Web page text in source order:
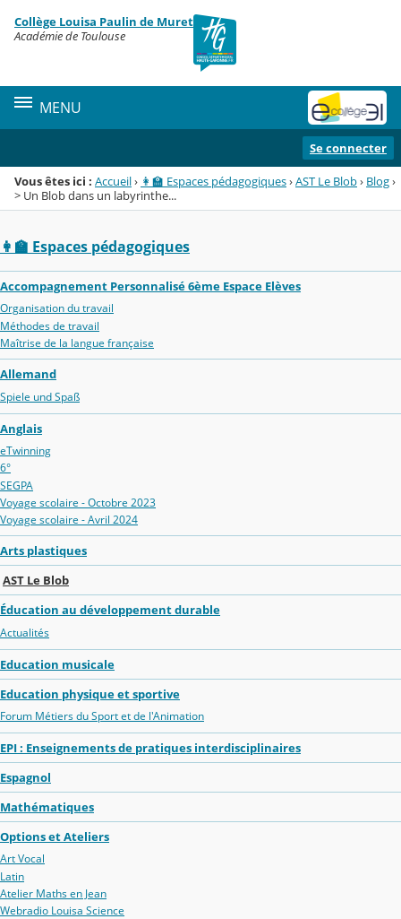
Menu de la rubrique
Contenu
Collège Louisa Paulin de Muret
Académie de Toulouse
MENU
Se connecter
Vous êtes ici : Accueil› 👩‍🏫 Espaces pédagogiques›AST Le Blob› Blog›
> Un Blob dans un labyrinthe...
👩‍🏫 Espaces pédagogiques
Accompagnement Personnalisé 6ème Espace Elèves
Organisation du travail
Méthodes de travail
Maîtrise de la langue française
Allemand
Spiele und Spaß
Anglais
eTwinning
6°
SEGPA
Voyage scolaire - Octobre 2023
Voyage scolaire - Avril 2024
Arts plastiques
AST Le Blob
Éducation au développement durable
Actualités
Education musicale
Education physique et sportive
Forum Métiers du Sport et de l'Animation
EPI : Enseignements de pratiques interdisciplinaires
Espagnol
Mathématiques
Options et Ateliers
Art Vocal
Latin
Atelier Maths en Jean
Webradio Louisa Science